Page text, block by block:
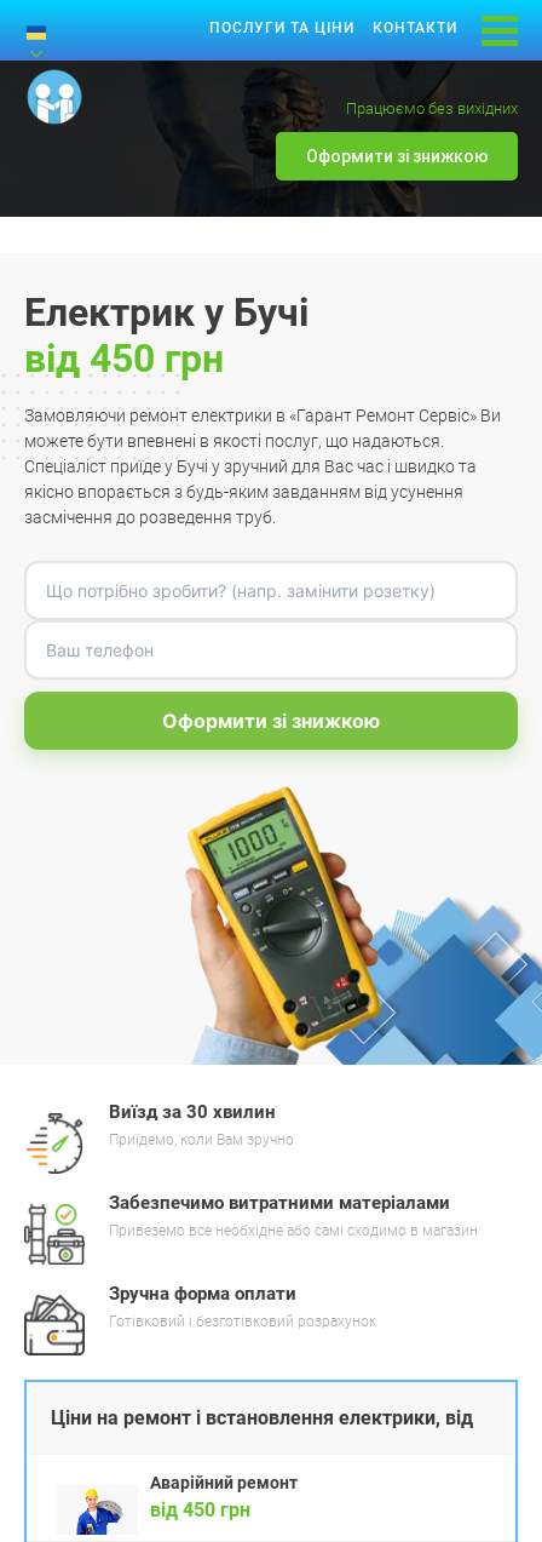
ПОСЛУГИ ТА ЦІНИ КОНТАКТИ
Працюємо без вихідних
Оформити зі знижкою
Електрик у Бучі
від 450 грн
Замовляючи ремонт електрики в «Гарант Ремонт Сервіс» Ви
можете бути впевнені в якості послуг, що надаються.
Спеціаліст приїде у Бучі у зручний для Вас час і швидко та
якісно впорається з будь-яким завданням від усунення
засмічення до розведення труб.
Оформити зі знижкою
Виїзд за 30 хвилин
Приїдемо, коли Вам зручно
Забезпечимо витратними матеріалами
Привеземо все необхідне або самі сходимо в магазин
Зручна форма оплати
Готівковий і безготівковий розрахунок
Ціни на ремонт і встановлення електрики, від
Аварійний ремонт
від 450 грн